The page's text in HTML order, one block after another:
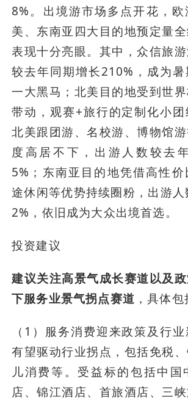
8%。出境游市场多点开花，
美、东南亚四大目的地预定量
表现十分亮眼。其中，众信旅
较去年同期增长210%，成为
一大黑马；北美目的地受到世
带动，观赛+旅行的定制化小团
北美跟团游、名校游、博物馆
度高居不下，出游人数较去
5%；东南亚目的地凭借高性
途休闲等优势持续圈粉，出游
2%，依旧成为大众出境首选。
投资建议
建议关注高景气成长赛道以及
下服务业景气拐点赛道 ，具体包
（1）服务消费迎来政策及行业
有望驱动行业拐点，包括免税
儿消费等。受益标的包括中国
店、锦江酒店、首旅酒店、三